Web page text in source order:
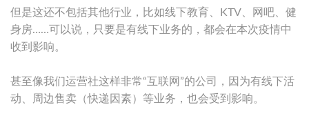
但是这还不包括其他行业，比如线下教育、KTV、网吧、健
身房……可以说，只要是有线下业务的，都会在本次疫情中
收到影响。
甚至像我们运营社这样非常“互联网”的公司，因为有线下活
动、周边售卖（快递因素）等业务，也会受到影响。